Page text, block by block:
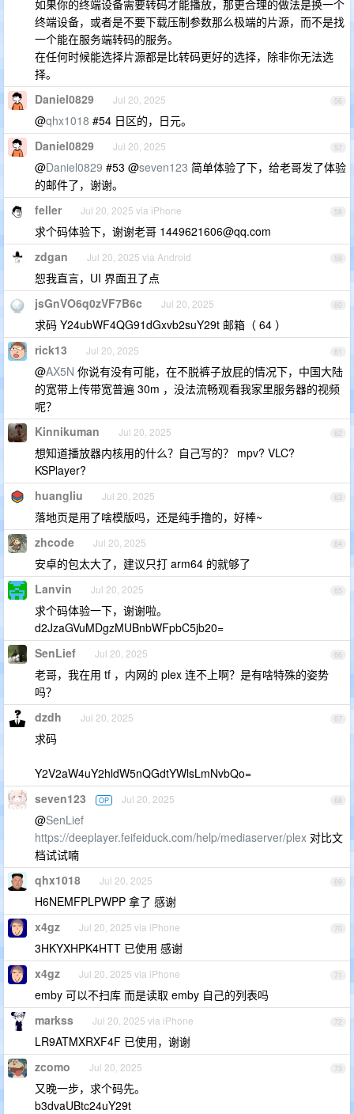
如果你的终端设备需要转码才能播放，那更合理的做法是换一个
终端设备，或者是不要下载压制参数那么极端的片源，而不是找
一个能在服务端转码的服务。
在任何时候能选择片源都是比转码更好的选择，除非你无法选
择。
56
Daniel0829 Jul 20, 2025
@qhx1018 #54 日区的，日元。
57
Daniel0829 Jul 20, 2025
@Daniel0829 #53 @seven123 简单体验了下，给老哥发了体验
的邮件了，谢谢。
58
feller Jul 20, 2025 via iPhone
求个码体验下，谢谢老哥 1449621606@qq.com
59
zdgan Jul 20, 2025 via Android
恕我直言，UI 界面丑了点
60
jsGnVO6q0zVF7B6c Jul 20, 2025
求码 Y24ubWF4QG91dGxvb2suY29t 邮箱（ 64 ）
61
rick13 Jul 20, 2025
@AX5N 你说有没有可能，在不脱裤子放屁的情况下，中国大陆
的宽带上传带宽普遍 30m ，没法流畅观看我家里服务器的视频
呢？
62
Kinnikuman Jul 20, 2025
想知道播放器内核用的什么？自己写的？ mpv? VLC?
KSPlayer?
63
huangliu Jul 20, 2025
落地页是用了啥模版吗，还是纯手撸的，好棒~
64
zhcode Jul 20, 2025
安卓的包太大了，建议只打 arm64 的就够了
65
Lanvin Jul 20, 2025
求个码体验一下，谢谢啦。
d2JzaGVuMDgzMUBnbWFpbC5jb20=
66
SenLief Jul 20, 2025
老哥，我在用 tf ，内网的 plex 连不上啊？是有啥特殊的姿势
吗？
67
dzdh Jul 20, 2025
求码
Y2V2aW4uY2hldW5nQGdtYWlsLmNvbQo=
68
seven123 OP Jul 20, 2025
@SenLief
https://deeplayer.feifeiduck.com/help/mediaserver/plex 对比文
档试试喃
69
qhx1018 Jul 20, 2025
H6NEMFPLPWPP 拿了 感谢
70
x4gz Jul 20, 2025 via iPhone
3HKYXHPK4HTT 已使用 感谢
71
x4gz Jul 20, 2025 via iPhone
emby 可以不扫库 而是读取 emby 自己的列表吗
72
markss Jul 20, 2025 via iPhone
LR9ATMXRXF4F 已使用，谢谢
73
zcomo Jul 20, 2025
又晚一步，求个码先。
b3dvaUBtc24uY29t